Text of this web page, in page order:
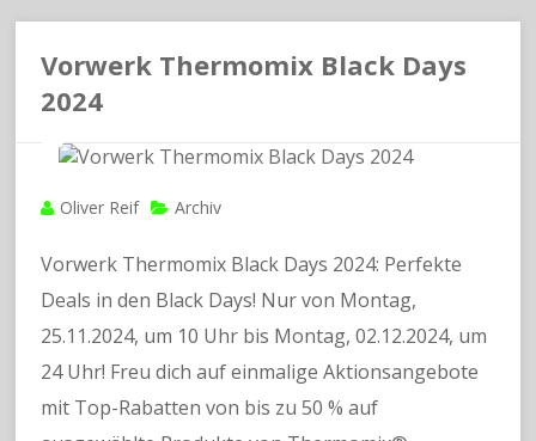
Vorwerk Thermomix Black Days
2024
Oliver Reif Archiv
Vorwerk Thermomix Black Days 2024: Perfekte
Deals in den Black Days! Nur von Montag,
25.11.2024, um 10 Uhr bis Montag, 02.12.2024, um
24 Uhr! Freu dich auf einmalige Aktionsangebote
mit Top-Rabatten von bis zu 50 % auf